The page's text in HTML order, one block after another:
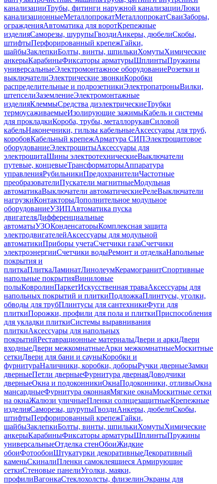
канализацииТрубы, фитинги наружной канализацииЛюки
канализационныеМеталлопрокатМеталлопрокатСваиЗаборы,
огражденияАвтоматика для воротКрепежные
изделияСаморезы, шурупыГвоздиАнкеры, дюбелиСкобы,
штифтыПерфорированный крепежГайки,
шайбыЗаклепкиБолты, винты, шпилькиХомутыХимические
анкерыКарабиныФиксаторы арматурыШплинтыПружины
универсальныеЭлектромонтажное оборудованиеРозетки и
выключателиЭлектрические звонкиКоробки
распределительные и подрозетникиЭлектропатроныВилки,
штепселиЗаземлениеЭлектромонтажные
изделияКлеммыСредства диэлектрическиеТрубки
термоусаживаемыеИзолирующие зажимыКабель и системы
для прокладкиКороба, трубы, металлорукавСиловой
кабельНаконечники, гильзы кабельныеАксессуары для труб,
коробовКабельный крепежАрматура СИПЭлектрощитовое
оборудованиеЭлектрощитыАксессуары для
электрощитаШины электротехническиеВыключатели
путевые, концевыеТрансформаторыАппаратура
управленияРубильникиПредохранителиЧастотные
преобразователиПускатели магнитныеМодульная
автоматикаВыключатели автоматическиеРелеВыключатели
нагрузкиКонтакторыДополнительное модульное
оборудованиеУЗИПАвтоматика пуска
двигателяДифференциальные
автоматыУЗОКонденсаторыКомплексная защита
электродвигателейАксессуары для модульной
автоматикиПриборы учетаСчетчики газаСчетчики
электроэнергииСчетчики водыРемонт и отделкаНапольные
покрытия и
плиткаПлиткаЛаминатЛинолеумКерамогранитСпортивные
напольные покрытияВиниловые
полыКовролинПаркетИскусственная траваАксессуары для
напольных покрытий и плиткиПодложкаПлинтусы, уголки,
обводы для трубПлинтусы для сантехникиФуги для
плиткиПорожки, профили для пола и плиткиПриспособления
для укладки плиткиСистемы выравнивания
плиткиАксессуары для напольных
покрытийРеставрационные материалыДвери и аркиДвери
входныеДвери межкомнатныеАрки межкомнатныеМоскитные
сеткиДвери для бани и сауныКоробки и
фурнитураНаличники, коробки, доборыРучки дверныеЗамки
дверныеПетли дверныеФурнитура двернаяДоводчики
дверныеОкна и подоконникиОкнаПодоконники, отливыОкна
мансардныеФурнитура оконнаяМягкие окнаМоскитные сетки
на окнаЖалюзи уличныеПленки солнцезащитныеКрепежные
изделияСаморезы, шурупыГвоздиАнкеры, дюбелиСкобы,
штифтыПерфорированный крепежГайки,
шайбыЗаклепкиБолты, винты, шпилькиХомутыХимические
анкерыКарабиныФиксаторы арматурыШплинтыПружины
универсальныеОтделка стенОбоиЖидкие
обоиФотообоиШтукатурки декоративныеДекоративный
каменьСкиналиПленки самоклеящиеся Армирующие
сеткиСтеновые панелиУголки, маяки,
профилиВагонкаСтеклохолсты, флизелинЭкраны для